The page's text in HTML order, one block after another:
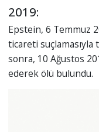
2019:
Epstein, 6 Temmuz
ticareti suçlamasıyla
sonra, 10 Ağustos
ederek ölü bulundu.